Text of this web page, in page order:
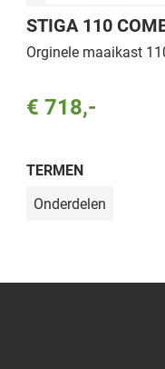
STIGA 110
Orginele maaikast
€ 718,-
TERMEN
Onderdelen